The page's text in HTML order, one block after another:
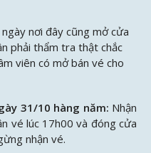
nơi đây cũng mở cửa
phải thẩm tra thật chắc
viên có mở bán vé cho
31/10 hàng năm: Nhận
vé lúc 17h00 và đóng cửa
nhận vé.